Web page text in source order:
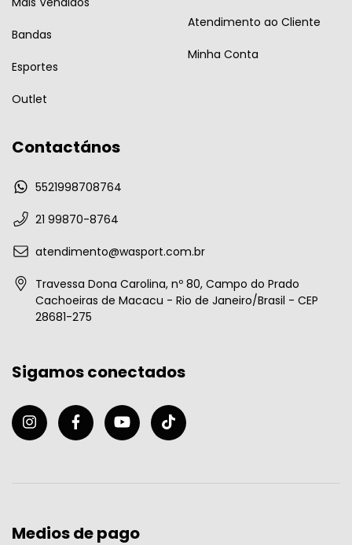
Bandas
Esportes
Outlet
Atendimento ao Cliente
Minha Conta
Contactános
5521998708764
21 99870-8764
atendimento@wasport.com.br
Travessa Dona Carolina, nº 80, Campo do Prado
Cachoeiras de Macacu - Rio de Janeiro/Brasil - CEP
28681-275
Sigamos conectados
Medios de pago